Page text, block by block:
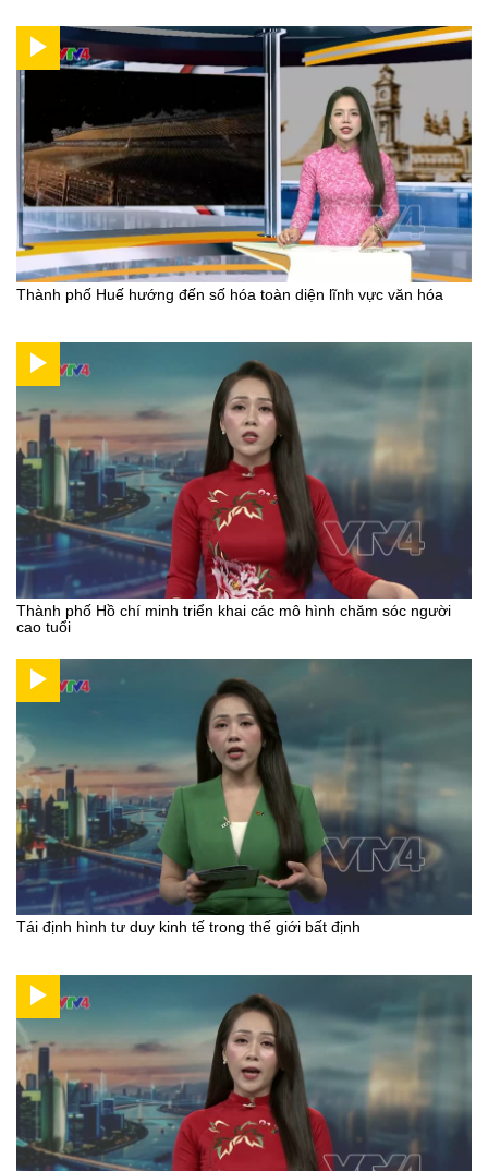
Thành phố Huế hướng đến số hóa toàn diện lĩnh vực văn hóa
Thành phố Hồ chí minh triển khai các mô hình chăm sóc người
cao tuổi
Tái định hình tư duy kinh tế trong thế giới bất định